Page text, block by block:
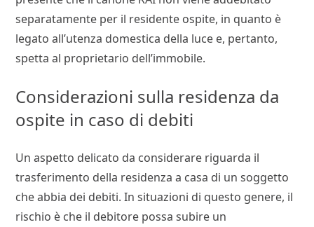
separatamente per il residente ospite, in quanto è
legato all’utenza domestica della luce e, pertanto,
spetta al proprietario dell’immobile.
Considerazioni sulla residenza da
ospite in caso di debiti
Un aspetto delicato da considerare riguarda il
trasferimento della residenza a casa di un soggetto
che abbia dei debiti. In situazioni di questo genere, il
rischio è che il debitore possa subire un